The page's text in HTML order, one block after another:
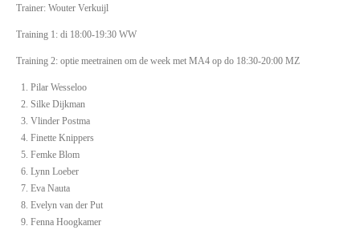
Trainer: Wouter Verkuijl
Training 1: di 18:00-19:30 WW
Training 2: optie meetrainen om de week met MA4 op do 18:30-20:00 MZ
Pilar Wesseloo
Silke Dijkman
Vlinder Postma
Finette Knippers
Femke Blom
Lynn Loeber
Eva Nauta
Evelyn van der Put
Fenna Hoogkamer